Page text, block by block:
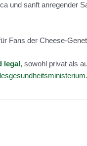
und sanft anregender
Fans der Cheese-
legal, sowohl privat als
.